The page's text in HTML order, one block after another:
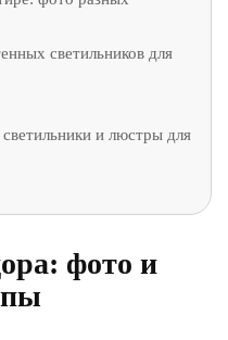
светильников для
и люстры для
фото и